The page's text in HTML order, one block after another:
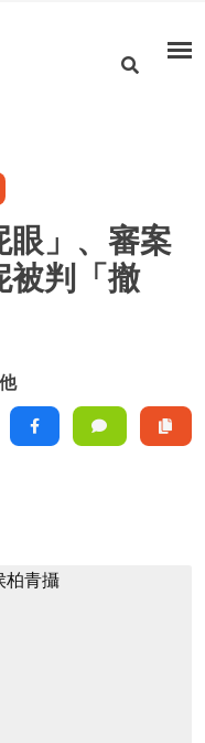
眼」、審案
被判「撤